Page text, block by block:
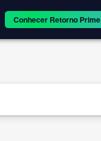
Conhecer Retorno Prime